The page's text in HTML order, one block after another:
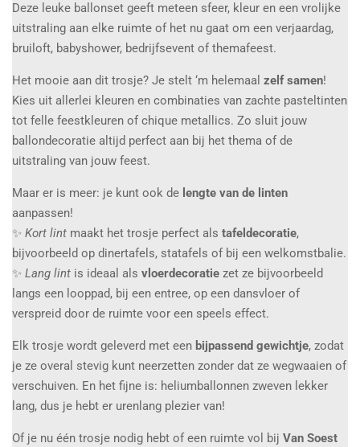
Deze leuke ballonset geeft meteen sfeer, kleur en een vrolijke
uitstraling aan elke ruimte of het nu gaat om een verjaardag,
bruiloft, babyshower, bedrijfsevent of themafeest.
Het mooie aan dit trosje? Je stelt ‘m helemaal zelf samen!
Kies uit allerlei kleuren en combinaties van zachte pasteltinten
tot felle feestkleuren of chique metallics. Zo sluit jouw
ballondecoratie altijd perfect aan bij het thema of de
uitstraling van jouw feest.
Maar er is meer: je kunt ook de lengte van de linten
aanpassen!
✨ Kort lint maakt het trosje perfect als tafeldecoratie,
bijvoorbeeld op dinertafels, statafels of bij een welkomstbalie.
✨ Lang lint is ideaal als vloerdecoratie zet ze bijvoorbeeld
langs een looppad, bij een entree, op een dansvloer of
verspreid door de ruimte voor een speels effect.
Elk trosje wordt geleverd met een bijpassend gewichtje, zodat
je ze overal stevig kunt neerzetten zonder dat ze wegwaaien of
verschuiven. En het fijne is: heliumballonnen zweven lekker
lang, dus je hebt er urenlang plezier van!
Of je nu één trosje nodig hebt of een ruimte vol bij Van Soest